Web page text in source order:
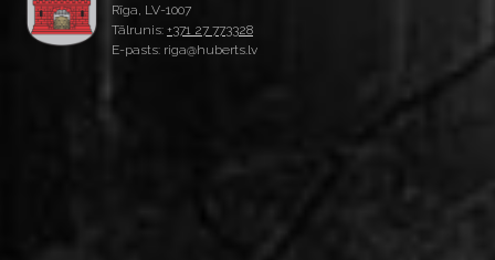
Rīga, LV-1007
Tālrunis: +371 27 773328
E-pasts: riga@huberts.lv